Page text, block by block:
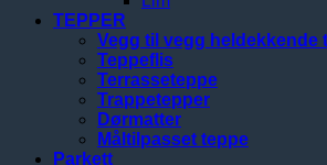
TEPPER
Vegg til vegg heldekkende
Teppeflis
Terrasseteppe
Trappetepper
Dørmatter
Måltilpasset teppe
Parkett